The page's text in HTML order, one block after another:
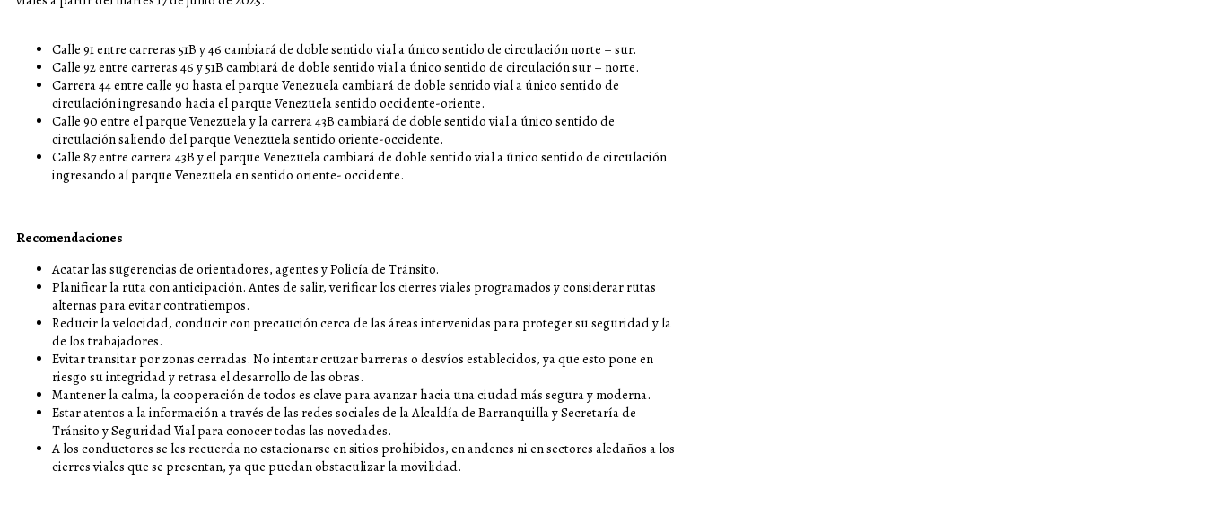
Calle 91 entre carreras 51B y 46 cambiará de doble sentido vial a único sentido de circulación norte – sur.
Calle 92 entre carreras 46 y 51B cambiará de doble sentido vial a único sentido de circulación sur – norte.
Carrera 44 entre calle 90 hasta el parque Venezuela cambiará de doble sentido vial a único sentido de
circulación ingresando hacia el parque Venezuela sentido occidente-oriente.
Calle 90 entre el parque Venezuela y la carrera 43B cambiará de doble sentido vial a único sentido de
circulación saliendo del parque Venezuela sentido oriente-occidente.
Calle 87 entre carrera 43B y el parque Venezuela cambiará de doble sentido vial a único sentido de circulación
ingresando al parque Venezuela en sentido oriente- occidente.
Recomendaciones
Acatar las sugerencias de orientadores, agentes y Policía de Tránsito.
Planificar la ruta con anticipación. Antes de salir, verificar los cierres viales programados y considerar rutas
alternas para evitar contratiempos.
Reducir la velocidad, conducir con precaución cerca de las áreas intervenidas para proteger su seguridad y la
de los trabajadores.
Evitar transitar por zonas cerradas. No intentar cruzar barreras o desvíos establecidos, ya que esto pone en
riesgo su integridad y retrasa el desarrollo de las obras.
Mantener la calma, la cooperación de todos es clave para avanzar hacia una ciudad más segura y moderna.
Estar atentos a la información a través de las redes sociales de la Alcaldía de Barranquilla y Secretaría de
Tránsito y Seguridad Vial para conocer todas las novedades.
A los conductores se les recuerda no estacionarse en sitios prohibidos, en andenes ni en sectores aledaños a los
cierres viales que se presentan, ya que puedan obstaculizar la movilidad.